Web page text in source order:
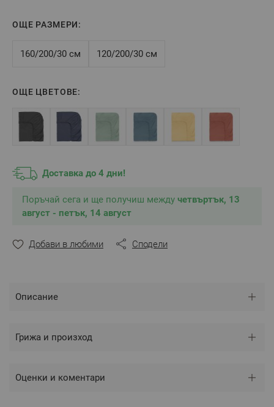
създайте комплект по Ваш вкус.
да знаете точните размери на вашия
Размер: 140/200/30 см
или по-малък, максимална височина на
матрака
Състав
100% Памук Ранфорс , свиваемост до 4%
** Снимките са илюстративни и е възможно
разминаване в тоновете и цветовете според
настройките на използваното устройство.
ОЩЕ РАЗМЕРИ:
160/200/30 см 120/200/30 см
ОЩЕ ЦВЕТОВЕ:
Доставка до 4 дни!
Поръчай сега и ще получиш между четвъртък, 13
август - петък, 14 август
Добави в любими Сподели
Описание
Грижа и произход
Оценки и коментари